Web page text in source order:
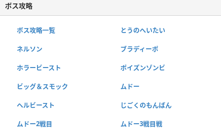
ボス攻略
ボス攻略一覧 とうのへいたい
ネルソン ブラディーポ
ホラービースト ポイズンゾンビ
ビッグ＆スモック ムドー
ヘルビースト じごくのもんばん
ムドー2戦目 ムドー3戦目戦